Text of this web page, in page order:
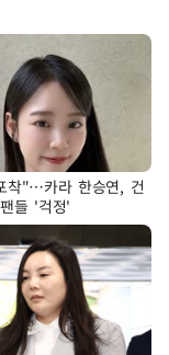
착"…카라 한승연, 건
들 '걱정'